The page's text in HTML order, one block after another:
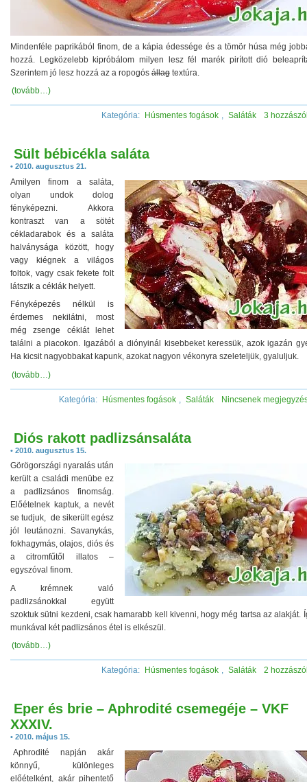
Mindenféle paprikából finom, de a kápia édessége és a tömör húsa még
hozzá. Legközelebb kipróbálom milyen lesz fél marék pirított dió
Szerintem jó lesz hozzá az a ropogós állag textúra.
(tovább…)
Kategória: Húsmentes fogások , Saláták 3
Sült bébicékla saláta
• 2010. augusztus 21.
Amilyen finom a saláta,
olyan undok dolog
fényképezni. Akkora
kontraszt van a sötét
cékladarabok és a saláta
halványsága között, hogy
vagy kiégnek a világos
foltok, vagy csak fekete folt
látszik a céklák helyett.
Fényképezés nélkül is
érdemes nekilátni, most
még zsenge céklát lehet
találni a piacokon. Igazából a diónyinál kisebbeket keressük, azok igazán
Ha kicsit nagyobbakat kapunk, azokat nagyon vékonyra szeleteljük, gyaluljuk.
(tovább…)
Kategória: Húsmentes fogások Saláták Nincsenek
Diós rakott padlizsánsaláta
• 2010. augusztus 15.
Görögországi nyaralás után
került a családi menübe ez
a padlizsános finomság.
Előételnek kaptuk, a nevét
se tudjuk, de sikerült egész
jól leutánozni. Savanykás,
fokhagymás, olajos, diós és
a citromfűtől illatos –
egyszóval finom.
A krémnek való
padlizsánokkal együtt
szoktuk sütni kezdeni, csak hamarabb kell kivenni, hogy még tartsa az alakját.
munkával két padlizsános étel is elkészül.
(tovább…)
Kategória: Húsmentes fogások , Saláták 2
Eper és brie – Aphrodité csemegéje – VKF
XXXIV.
• 2010. május 15.
Aphrodité napján akár
könnyű, különleges
előételként, akár pihentető